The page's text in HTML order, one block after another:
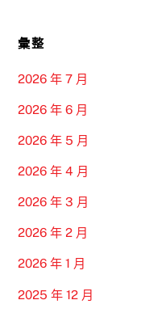
彙整
2026 年 7 月
2026 年 6 月
2026 年 5 月
2026 年 4 月
2026 年 3 月
2026 年 2 月
2026 年 1 月
2025 年 12 月